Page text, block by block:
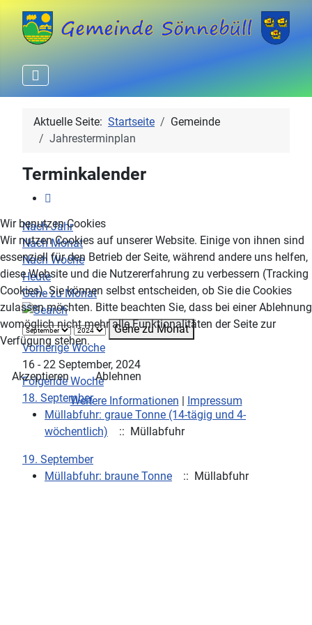
Aktuelle Seite: Startseite
Gemeinde
Jahresterminplan
Terminkalender
Nach Jahr
Nach Monat
Nach Woche
Heute
Gehe zu Monat
Gehe zu Monat
Vorherige Woche
16 - 22 September, 2024
Folgende Woche
18. September
Müllabfuhr: graue Tonne (14-tägig und 4-
wöchentlich)
:: Müllabfuhr
19. September
Müllabfuhr: braune Tonne
:: Müllabfuhr
Wir benutzen Cookies
Wir nutzen Cookies auf unserer Website. Einige von ihnen sind
essenziell für den Betrieb der Seite, während andere uns helfen,
diese Website und die Nutzererfahrung zu verbessern (Tracking
Cookies). Sie können selbst entscheiden, ob Sie die Cookies
zulassen möchten. Bitte beachten Sie, dass bei einer Ablehnung
womöglich nicht mehr alle Funktionalitäten der Seite zur
Verfügung stehen.
Akzeptieren
Ablehnen
Weitere Informationen | Impressum